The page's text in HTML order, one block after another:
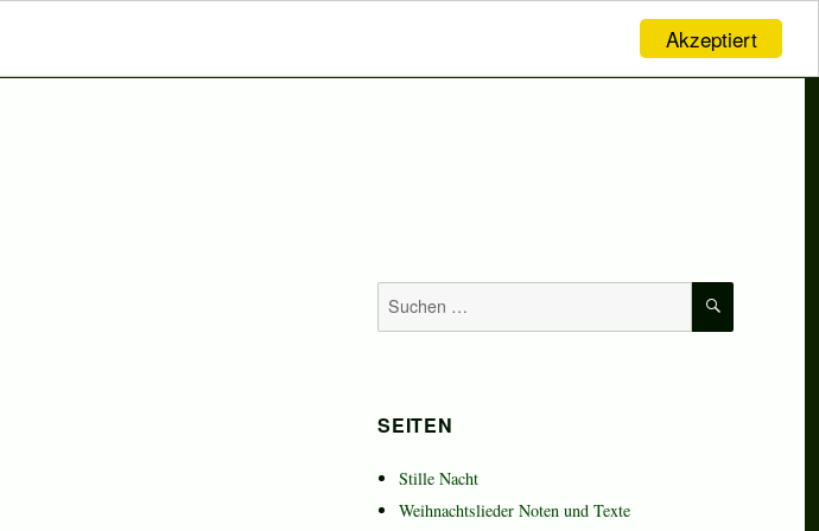
Akzeptiert
Suchen
nach:
SEITEN
Stille Nacht
Weihnachtslieder Noten und Texte